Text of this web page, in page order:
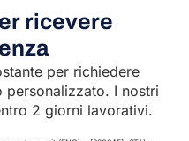
ricevere
per richiedere
personalizzato. I nostri
2 giorni lavorativi.